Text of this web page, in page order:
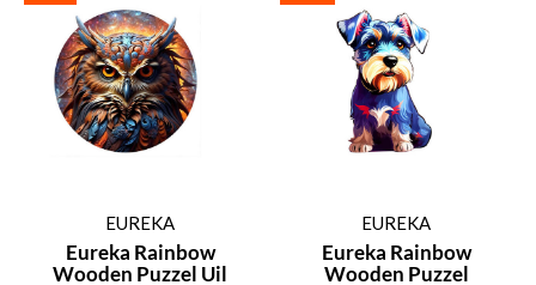
EUREKA
Eureka Rainbow
Wooden Puzzel Uil
EUREKA
Eureka Rainbow
Wooden Puzzel